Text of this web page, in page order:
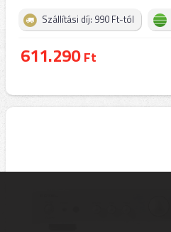
Szállítási díj: 990 Ft-tól
611.290Ft